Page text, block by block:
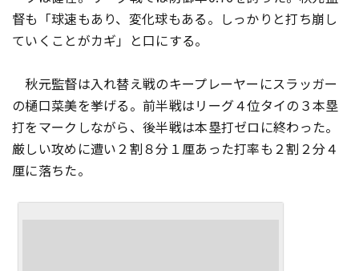
督も「球速もあり、変化球もある。しっかりと打ち崩し
ていくことがカギ」と口にする。
秋元監督は入れ替え戦のキープレーヤーにスラッガー
の樋口菜美を挙げる。前半戦はリーグ４位タイの３本塁
打をマークしながら、後半戦は本塁打ゼロに終わった。
厳しい攻めに遭い２割８分１厘あった打率も２割２分４
厘に落ちた。